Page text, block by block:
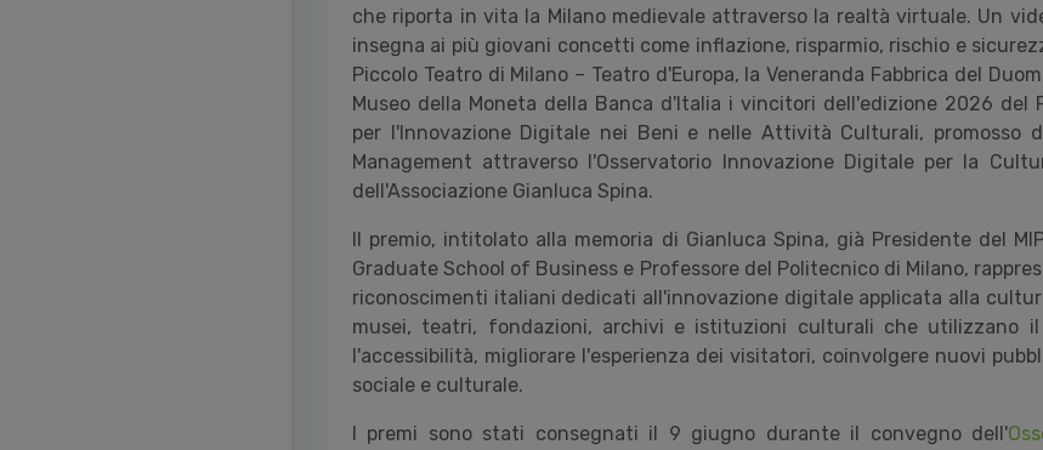
che riporta in vita la Milano medievale attraverso la realtà virtuale. Un
insegna ai più giovani concetti come inflazione, risparmio, rischio e
Piccolo Teatro di Milano – Teatro d'Europa, la Veneranda Fabbrica del
Museo della Moneta della Banca d'Italia i vincitori dell'edizione 2026 del
per l'Innovazione Digitale nei Beni e nelle Attività Culturali, promosso
Management attraverso l'Osservatorio Innovazione Digitale per la
dell'Associazione Gianluca Spina.
Il premio, intitolato alla memoria di Gianluca Spina, già Presidente del
Graduate School of Business e Professore del Politecnico di Milano,
riconoscimenti italiani dedicati all'innovazione digitale applicata alla
musei, teatri, fondazioni, archivi e istituzioni culturali che utilizzano
l'accessibilità, migliorare l'esperienza dei visitatori, coinvolgere nuovi
sociale e culturale.
I premi sono stati consegnati il 9 giugno durante il convegno dell'